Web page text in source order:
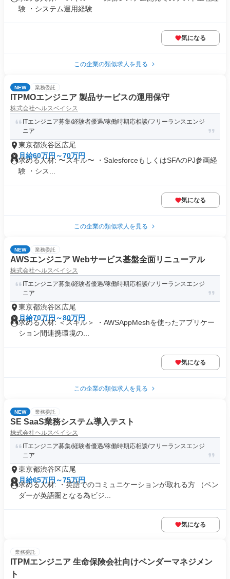
験 ・システム運用経験
気になる
この企業の類似求人を見る
NEW 業務委託
ITPMOエンジニア 製品サービスの運用保守
株式会社ヘルスベイシス
ITエンジニア募集/経験者優遇/稼働時期応相談/フリーランスエンジ
ニア
東京都渋谷区広尾
月給60万円～70万円
求める人材: 〜スキル〜 ・SalesforceもしくはSFAのPJ参画経
験 ・シス...
気になる
この企業の類似求人を見る
NEW 業務委託
AWSエンジニア Webサービス基盤全面リニューアル
株式会社ヘルスベイシス
ITエンジニア募集/経験者優遇/稼働時期応相談/フリーランスエンジ
ニア
東京都渋谷区広尾
月給70万円～80万円
求める人材: ＜スキル＞ ・AWSAppMeshを使ったアプリケー
ション間連携環境の...
気になる
この企業の類似求人を見る
NEW 業務委託
SE SaaS業務システム導入テスト
株式会社ヘルスベイシス
ITエンジニア募集/経験者優遇/稼働時期応相談/フリーランスエンジ
ニア
東京都渋谷区広尾
月給65万円～75万円
求める人材: ・英語でのコミュニケーションが取れる方 （ベン
ダーが英語圏となる為ビジ...
気になる
業務委託
ITPMエンジニア 生命保険会社向けベンダーマネジメン
ト